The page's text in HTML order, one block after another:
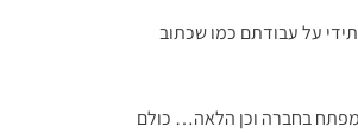
על עבודתם כמו שכתוב
מפתח בחברה וכן הלאה… כולם